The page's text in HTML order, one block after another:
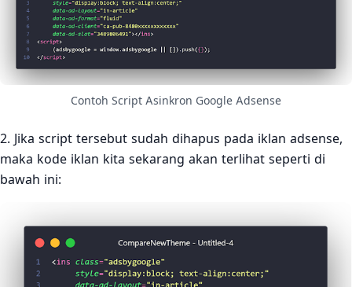
Contoh Script Asinkron Google Adsense
2. Jika script tersebut sudah dihapus pada iklan adsense,
maka kode iklan kita sekarang akan terlihat seperti di
bawah ini: